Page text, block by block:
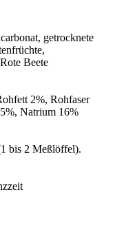
getrocknete
Beete
2%, Rohfaser
Natrium 16%
bis 2 Meßlöffel).